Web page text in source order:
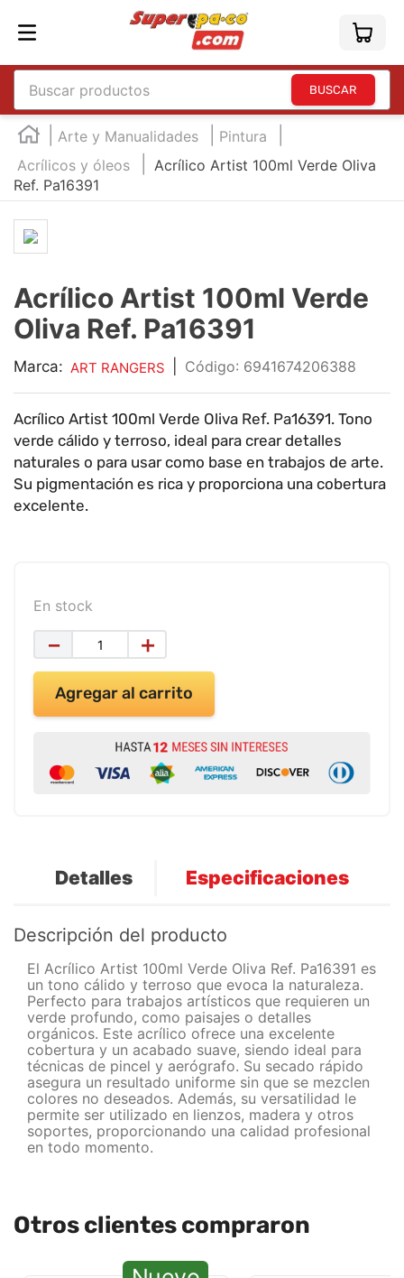
Buscar productos
Arte y Manualidades
Pintura
Acrílicos y óleos
Acrílico Artist 100ml Verde Oliva
Ref. Pa16391
Acrílico Artist 100ml Verde
Oliva Ref. Pa16391
Marca: ART RANGERS : 6941674206388
Acrílico Artist 100ml Verde Oliva Ref. Pa16391. Tono
verde cálido y terroso, ideal para crear detalles
naturales o para usar como base en trabajos de arte.
Su pigmentación es rica y proporciona una cobertura
excelente.
En stock
＋
－
Agregar al carrito
Detalles Especificaciones
Descripción del producto
El Acrílico Artist 100ml Verde Oliva Ref. Pa16391 es
un tono cálido y terroso que evoca la naturaleza.
Perfecto para trabajos artísticos que requieren un
verde profundo, como paisajes o detalles
orgánicos. Este acrílico ofrece una excelente
cobertura y un acabado suave, siendo ideal para
técnicas de pincel y aerógrafo. Su secado rápido
asegura un resultado uniforme sin que se mezclen
colores no deseados. Además, su versatilidad le
permite ser utilizado en lienzos, madera y otros
soportes, proporcionando una calidad profesional
en todo momento.
Otros clientes compraron
TÉRMINOS MÁS BUSCADOS
england
2
marcador e300
3.
4.
mouse
.
marcadores
8.
teclado
.
impresora
10. calculadora